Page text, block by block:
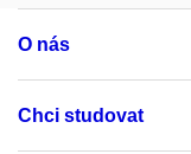
O nás
Chci studovat